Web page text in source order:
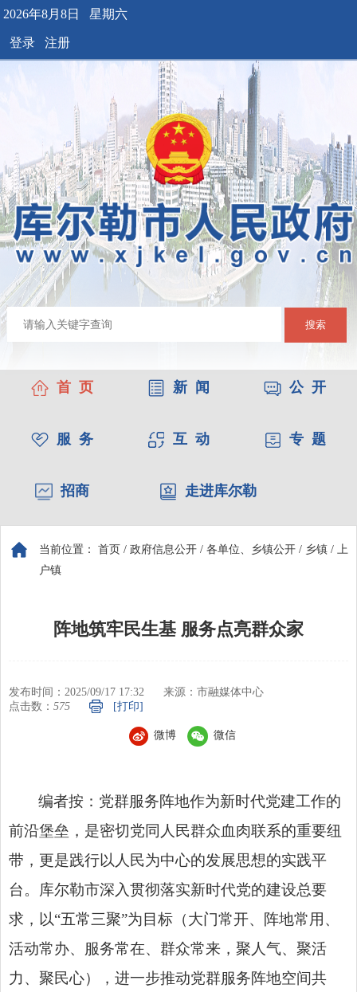
2026年8月8日 星期六
登录 注册
搜索
首 页 新 闻 公 开
服 务 互 动 专 题
招商 走进库尔勒
当前位置： 首页 / 政府信息公开 / 各单位、乡镇公开 / 乡镇 /
上
户镇
阵地筑牢民生基 服务点亮群众家
发布时间：2025/09/17 17:32
来源：市融媒体中心
点击数： 575 [打印]
微博 微信
编者按：党群服务阵地作为新时代党建工作的
前沿堡垒，是密切党同人民群众血肉联系的重要纽
带，更是践行以人民为中心的发展思想的实践平
台。库尔勒市深入贯彻落实新时代党的建设总要
求，以“五常三聚”为目标（大门常开、阵地常用、
活动常办、服务常在、群众常来，聚人气、聚活
力、聚民心），进一步推动党群服务阵地空间共